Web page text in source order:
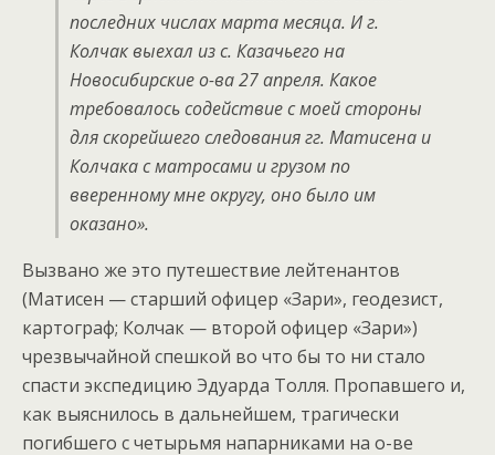
последних числах марта месяца. И г.
Колчак выехал из с. Казачьего на
Новосибирские о-ва 27 апреля. Какое
требовалось содействие с моей стороны
для скорейшего следования гг. Матисена и
Колчака с матросами и грузом по
вверенному мне округу, оно было им
оказано».
Вызвано же это путешествие лейтенантов
(Матисен — старший офицер «Зари», геодезист,
картограф; Колчак — второй офицер «Зари»)
чрезвычайной спешкой во что бы то ни стало
спасти экспедицию Эдуарда Толля. Пропавшего и,
как выяснилось в дальнейшем, трагически
погибшего с четырьмя напарниками на о-ве